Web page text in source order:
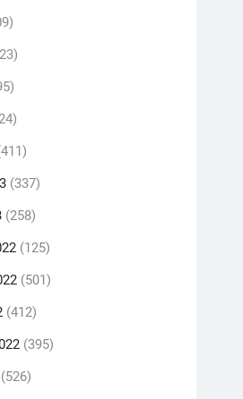
(337)
(258)
(125)
(501)
(412)
(395)
(526)